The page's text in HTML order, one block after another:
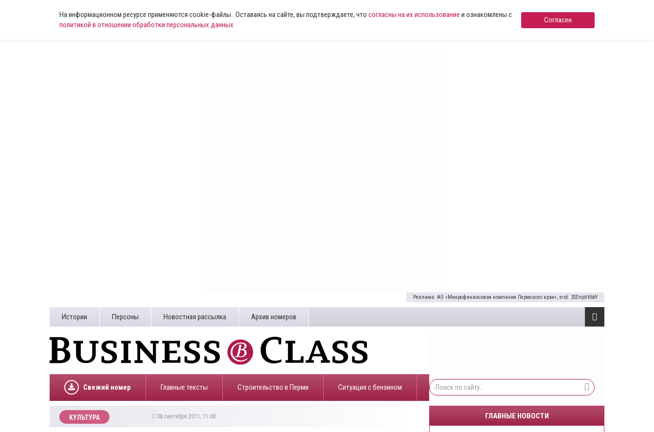
На информационном ресурсе применяются cookie-файлы . Оставаясь на сайте, вы подтверждаете, что согласны на их использование и ознакомлены с
политикой в отношении обработки персональных данных
Согласен
Реклама: АО «Микрофинансовая компания Пермского края», erid: 2SDnjdiVbbY
Истории Персоны Новостная рассылка Архив номеров
Свежий номер Главные тексты Строительство в Перми ​Ситуация с бензином
КУЛЬТУРА 08 сентября 2011, 11:08 ГЛАВНЫЕ НОВОСТИ